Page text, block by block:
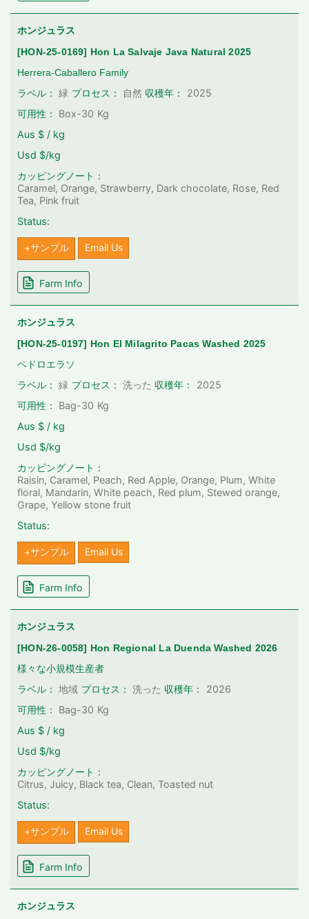
ホンジュラス
[HON-25-0169] Hon La Salvaje Java Natural 2025
Herrera-Caballero Family
ラベル：
緑 プロセス： 自然 収穫年：
2025
可用性：
Box-30 Kg
Aus $ / kg
Usd $/kg
カッピングノート：
Caramel, Orange, Strawberry, Dark chocolate, Rose, Red
Tea, Pink fruit
Status:
+サンプル Email Us
Farm Info
ホンジュラス
[HON-25-0197] Hon El Milagrito Pacas Washed 2025
ペドロエラソ
ラベル：
緑 プロセス： 洗った 収穫年：
2025
可用性：
Bag-30 Kg
Aus $ / kg
Usd $/kg
カッピングノート：
Raisin, Caramel, Peach, Red Apple, Orange, Plum, White
floral, Mandarin, White peach, Red plum, Stewed orange,
Grape, Yellow stone fruit
Status:
+サンプル Email Us
Farm Info
ホンジュラス
[HON-26-0058] Hon Regional La Duenda Washed 2026
様々な小規模生産者
ラベル：
地域 プロセス： 洗った 収穫年：
2026
可用性：
Bag-30 Kg
Aus $ / kg
Usd $/kg
カッピングノート：
Citrus, Juicy, Black tea, Clean, Toasted nut
Status:
+サンプル Email Us
Farm Info
ホンジュラス